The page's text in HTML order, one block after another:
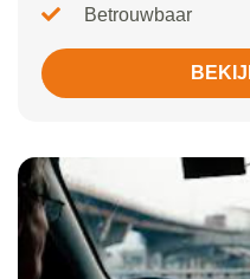
Betrouwbaar